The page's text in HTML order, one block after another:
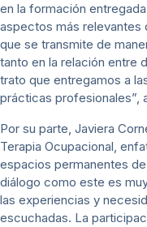
en la formación
aspectos más relevantes
que se transmite de
tanto en la relación entre
trato que entregamos a
prácticas profesionales”,
Por su parte, Javiera
Terapia Ocupacional,
espacios permanentes
diálogo como este es
las experiencias y
escuchadas. La